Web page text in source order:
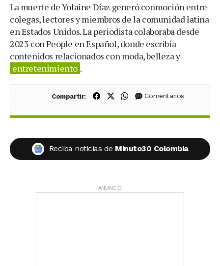
La muerte de Yolaine Díaz generó conmoción entre
colegas, lectores y miembros de la comunidad latina
en Estados Unidos. La periodista colaboraba desde
2023 con People en Español, donde escribía
contenidos relacionados con moda, belleza y
entretenimiento .
Compartir: Compartir en Facebook
Compartir en X (Twitter)
Compartir en WhatsApp
Comentarios
Reciba noticias de Minuto30 Colombia
ANUNCIO